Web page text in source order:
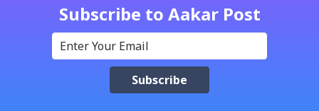
Subscribe to Aakar Post